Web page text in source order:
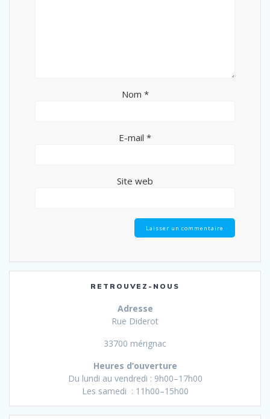
Nom *
E-mail *
Site web
RETROUVEZ-NOUS
Adresse
Rue Diderot
33700 mérignac
Heures d’ouverture
Du lundi au vendredi : 9h00–17h00
Les samedi : 11h00–15h00